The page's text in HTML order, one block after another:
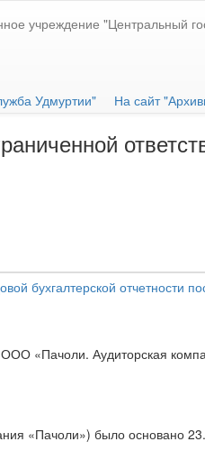
учреждение "Центральный
Удмуртии" На сайт
бухгалтерской отчетности
«Пачоли. Аудиторская
«Пачоли») было основано